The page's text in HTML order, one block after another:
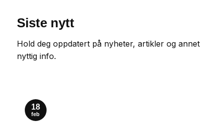
Siste nytt
Hold deg oppdatert på nyheter, artikler og annet
nyttig info.
18
feb